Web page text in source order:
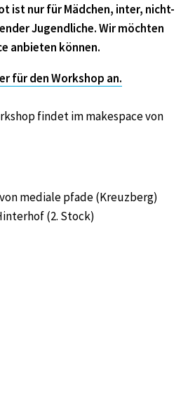
ist nur für Mädchen, inter, nicht-
Jugendliche. Wir möchten
anbieten können.
für den Workshop an.
findet im makespace von
mediale pfade (Kreuzberg)
(2. Stock)